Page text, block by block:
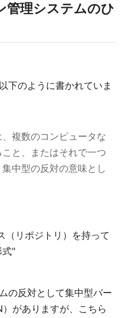
管理システムのひ
下のように書かれていま
複数のコンピュータな
と、またはそれで一つ
中型の反対の意味とし
（リポジトリ）を持って
式"
の反対として集中型バー
がありますが、こちら